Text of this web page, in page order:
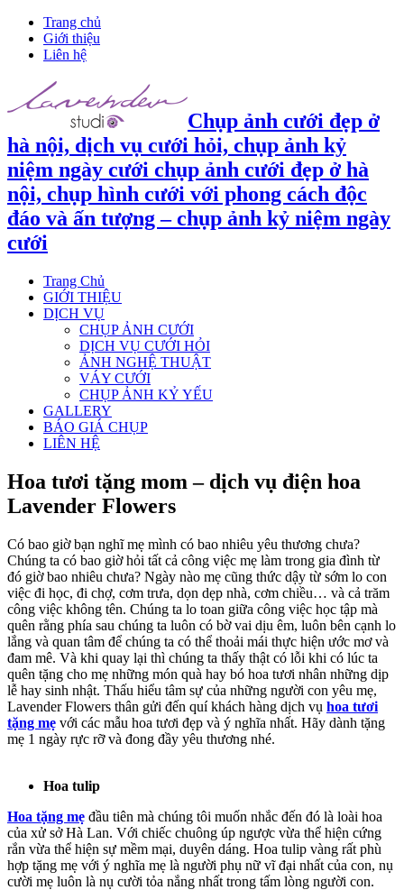
Trang chủ
Giới thiệu
Liên hệ
Chụp ảnh cưới đẹp ở
hà nội, dịch vụ cưới hỏi, chụp ảnh kỷ
niệm ngày cưới chụp ảnh cưới đẹp ở hà
nội, chụp hình cưới với phong cách độc
đáo và ấn tượng – chụp ảnh kỷ niệm ngày
cưới
Trang Chủ
GIỚI THIỆU
DỊCH VỤ
CHỤP ẢNH CƯỚI
DỊCH VỤ CƯỚI HỎI
ẢNH NGHỆ THUẬT
VÁY CƯỚI
CHỤP ẢNH KỶ YẾU
GALLERY
BÁO GIÁ CHỤP
LIÊN HỆ
Hoa tươi tặng mom – dịch vụ điện hoa
Lavender Flowers
Có bao giờ bạn nghĩ mẹ mình có bao nhiêu yêu thương chưa?
Chúng ta có bao giờ hỏi tất cả công việc mẹ làm trong gia đình từ
đó giờ bao nhiêu chưa? Ngày nào mẹ cũng thức dậy từ sớm lo con
việc đi học, đi chợ, cơm trưa, dọn dẹp nhà, cơm chiều… và cả trăm
công việc không tên. Chúng ta lo toan giữa công việc học tập mà
quên rằng phía sau chúng ta luôn có bờ vai dịu êm, luôn bên cạnh lo
lắng và quan tâm để chúng ta có thể thoải mái thực hiện ước mơ và
đam mê. Và khi quay lại thì chúng ta thấy thật có lỗi khi có lúc ta
quên tặng cho mẹ những món quà hay bó hoa tươi nhân những dịp
lễ hay sinh nhật. Thấu hiểu tâm sự của những người con yêu mẹ,
Lavender Flowers thân gửi đến quí khách hàng dịch vụ hoa tươi
tặng mẹ với các mẫu hoa tươi đẹp và ý nghĩa nhất. Hãy dành tặng
mẹ 1 ngày rực rỡ và đong đầy yêu thương nhé.
Hoa tulip
Hoa tặng mẹ đầu tiên mà chúng tôi muốn nhắc đến đó là loài hoa
của xử sở Hà Lan. Với chiếc chuông úp ngược vừa thể hiện cứng
rắn vừa thể hiện sự mềm mại, duyên dáng. Hoa tulip vàng rất phù
hợp tặng mẹ với ý nghĩa mẹ là người phụ nữ vĩ đại nhất của con, nụ
cười mẹ luôn là nụ cười tỏa nắng nhất trong tấm lòng người con.